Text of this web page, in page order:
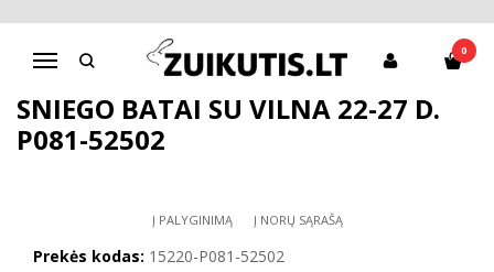
Navigacija
0
Pagrindinis
D.D.Step batai berniukams
Sniego batai su vilna 22-27 d. P081-52502
SNIEGO BATAI SU VILNA 22-27 D.
P081-52502
Į PALYGINIMĄ Į NORŲ SĄRAŠĄ
Prekės kodas: 15220-P081-52502